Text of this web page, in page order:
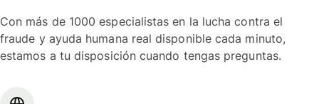
Con más de 1000 especialistas en la lucha contra el
fraude y ayuda humana real disponible cada minuto,
estamos a tu disposición cuando tengas preguntas.